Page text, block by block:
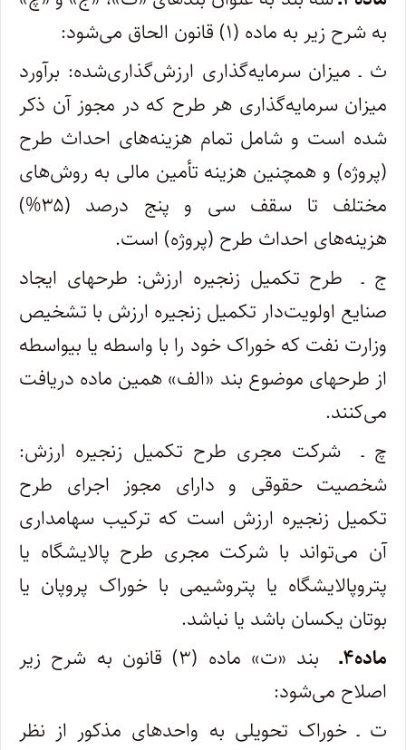
به شرح زیر به ماده (۱) قانون الحاق می‌شود:
ث ـ میزان سرمایه‌گذاری ارزش‌گذاری‌شده: برآورد
میزان سرمایه‌گذاری هر طرح که در مجوز آن ذکر
شده است و شامل تمام هزینه‌های احداث طرح
(پروژه) و همچنین هزینه تأمین مالی به روش‌های
مختلف تا سقف سی و پنج درصد (۳۵%)
هزینه‌های احداث طرح (پروژه) است.
ج ـ طرح تکمیل زنجیره ارزش: طرحهای ایجاد
صنایع اولویت‌دار تکمیل زنجیره ارزش با تشخیص
وزارت نفت که خوراک خود را با واسطه یا بی­واسطه
از طرحهای موضوع بند «الف» همین ماده دریافت
می‌کنند.
چ ـ شرکت مجری طرح تکمیل زنجیره ارزش:
شخصیت حقوقی و دارای مجوز اجرای طرح
تکمیل زنجیره ارزش است که ترکیب سهامداری
آن می‌تواند با شرکت مجری طرح پالایشگاه یا
پتروپالایشگاه یا پتروشیمی با خوراک پروپان یا
بوتان یکسان باشد یا نباشد.
ماده۴ـ
بند «ت» ماده (۳) قانون به شرح زیر
اصلاح می‌شود:
ت ـ خوراک تحویلی به واحدهای مذکور از نظر